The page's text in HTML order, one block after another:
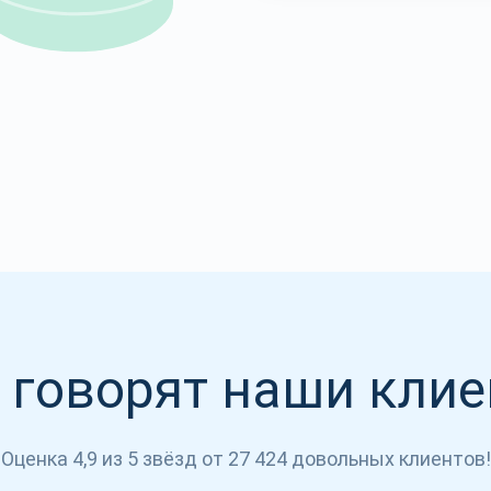
наши
Оценка 4,9 из 5 звёзд от 27 424 довольных клиентов!